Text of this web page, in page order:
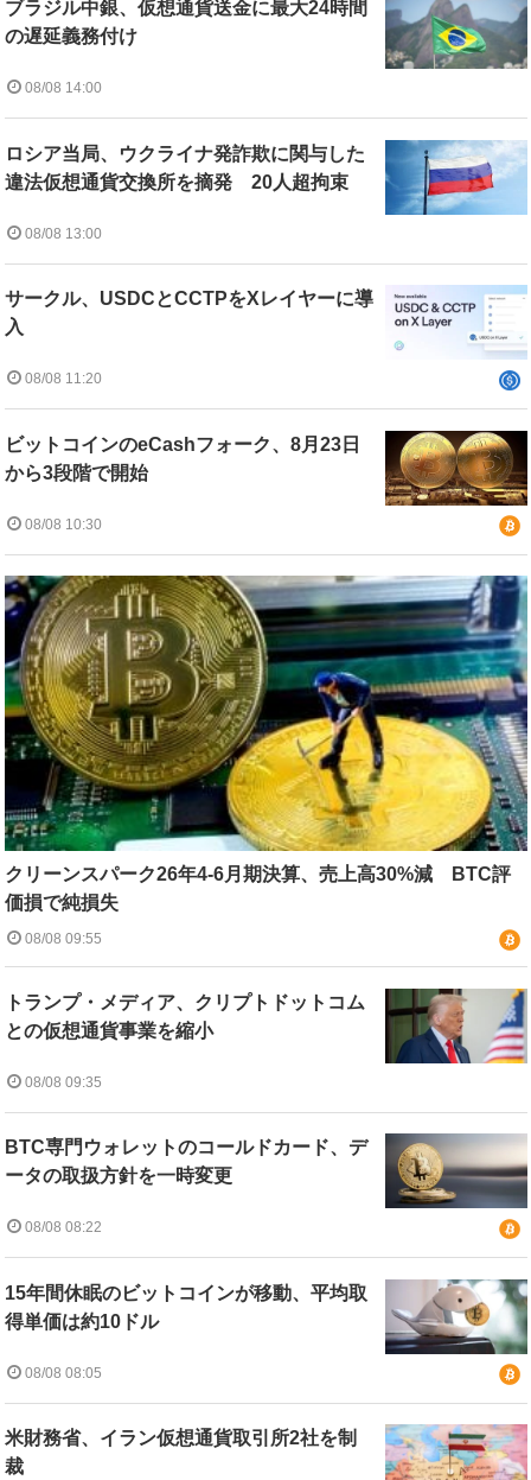
ブラジル中銀、仮想通貨送金に最大24時間
の遅延義務付け
08/08 14:00
ロシア当局、ウクライナ発詐欺に関与した
違法仮想通貨交換所を摘発 20人超拘束
08/08 13:00
サークル、USDCとCCTPをXレイヤーに導
入
08/08 11:20
ビットコインのeCashフォーク、8月23日
から3段階で開始
08/08 10:30
クリーンスパーク26年4-6月期決算、売上高30%減 BTC評
価損で純損失
08/08 09:55
トランプ・メディア、クリプトドットコム
との仮想通貨事業を縮小
08/08 09:35
BTC専門ウォレットのコールドカード、デ
ータの取扱方針を一時変更
08/08 08:22
15年間休眠のビットコインが移動、平均取
得単価は約10ドル
08/08 08:05
米財務省、イラン仮想通貨取引所2社を制
裁